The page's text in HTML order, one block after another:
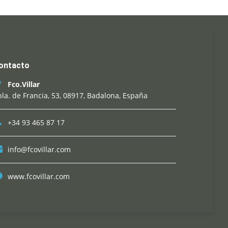
Fco.Villar
de Francia, 53, 08917, Badalona, España
+34 93 465 87 17
info@fcovillar.com
www.fcovillar.com